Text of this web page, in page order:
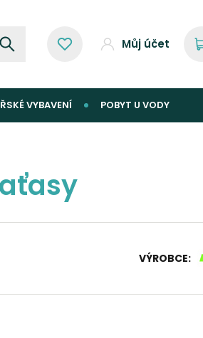
Můj účet
VYBAVENÍ POBYT U VODY
VÝROBCE: